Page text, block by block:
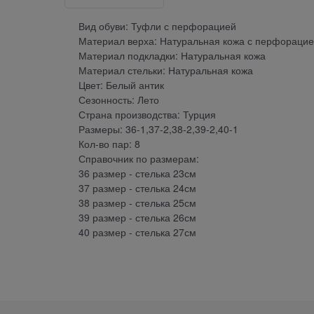
Вид обуви: Туфли с перфорацией
Материал верха: Натуральная кожа с
Материал подкладки: Натуральная кожа
Материал стельки: Натуральная кожа
Цвет: Белый антик
Сезонность: Лето
Страна производства: Турция
Размеры: 36-1,37-2,38-2,39-2,40-1
Кол-во пар: 8
Справочник по размерам:
36 размер - стелька 23см
37 размер - стелька 24см
38 размер - стелька 25см
39 размер - стелька 26см
40 размер - стелька 27см